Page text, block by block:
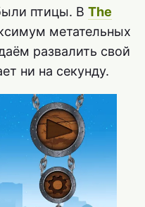
птицы. В The
метательных
развалить свой
ни на секунду.